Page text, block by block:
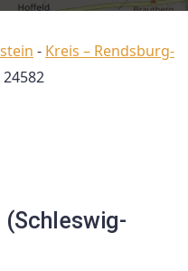
- Kreis – Rendsburg-